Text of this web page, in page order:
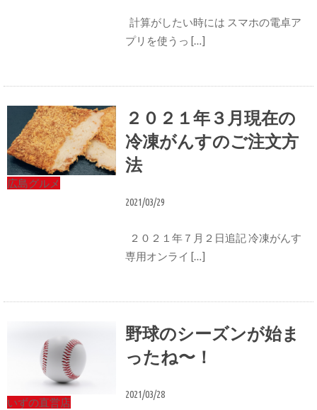
計算がしたい時には スマホの電卓ア
プリを使うっ […]
広島グルメ
２０２１年３月現在の
冷凍がんすのご注文方
法
2021/03/29
２０２１年７月２日追記 冷凍がんす
専用オンライ […]
いずの直営店
野球のシーズンが始ま
ったね〜！
2021/03/28